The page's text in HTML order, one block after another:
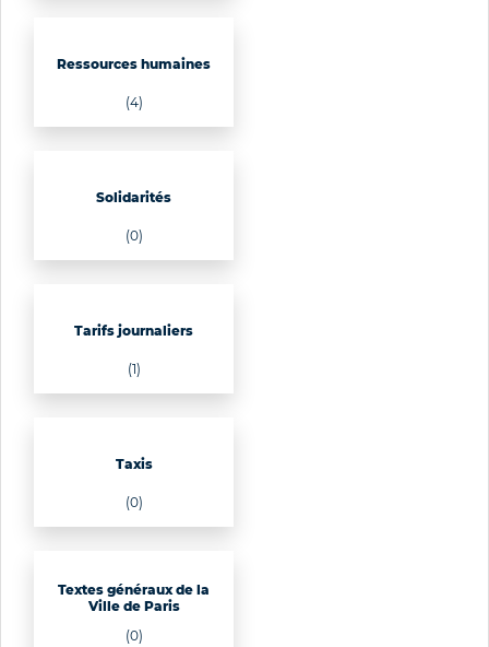
Ressources humaines
(4)
Solidarités
(0)
Tarifs journaliers
(1)
Taxis
(0)
Textes généraux de la
Ville de Paris
(0)